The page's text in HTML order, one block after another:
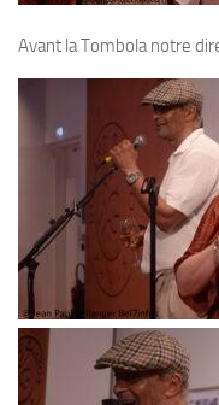
Avant la Tombola notre